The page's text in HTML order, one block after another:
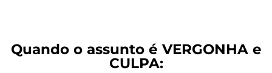
Quando o assunto é VERGONHA e
CULPA: